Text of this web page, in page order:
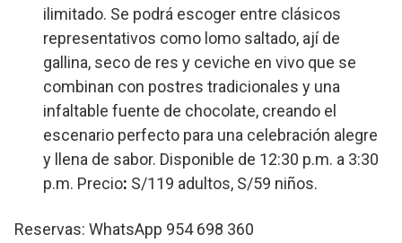
ilimitado. Se podrá escoger entre clásicos
representativos como lomo saltado, ají de
gallina, seco de res y ceviche en vivo que se
combinan con postres tradicionales y una
infaltable fuente de chocolate, creando el
escenario perfecto para una celebración alegre
y llena de sabor. Disponible de 12:30 p.m. a 3:30
p.m. Precio: S/119 adultos, S/59 niños.
Reservas: WhatsApp 954 698 360